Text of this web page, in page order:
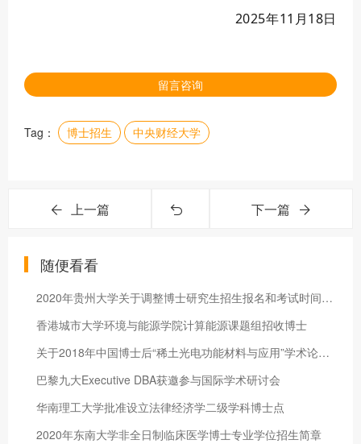
2025年11月18日
留言咨询
Tag： 博士招生 中央财经大学
上一篇 下一篇
随便看看
2020年贵州大学关于调整博士研究生招生报名和考试时间的通知
香港城市大学环境与能源学院计算能源课题组招收博士
关于2018年中国博士后“稀土光电功能材料与应用”学术论坛的通知
巴黎九大Executive DBA获邀参与国际学术研讨会
华南理工大学批准设立法律经济学二级学科博士点
2020年东南大学非全日制临床医学博士专业学位招生简章